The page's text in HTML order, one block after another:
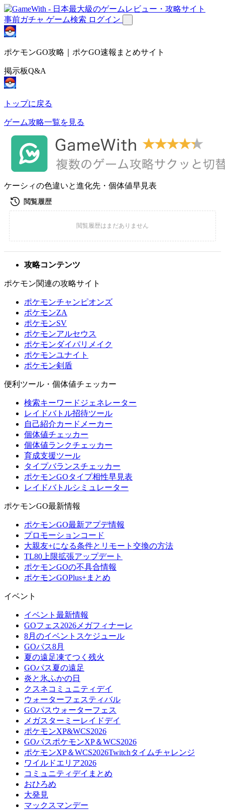
事前ガチャ ゲーム検索 ログイン
ポケモンGO攻略｜ポケGO速報まとめサイト
掲示板Q&A
トップに戻る
ゲーム攻略一覧を見る
ケーシィの色違いと進化先・個体値早見表
攻略コンテンツ
ポケモン関連の攻略サイト
ポケモンチャンピオンズ
ポケモンZA
ポケモンSV
ポケモンアルセウス
ポケモンダイパリメイク
ポケモンユナイト
ポケモン剣盾
便利ツール・個体値チェッカー
検索キーワードジェネレーター
レイドバトル招待ツール
自己紹介カードメーカー
個体値チェッカー
個体値ランクチェッカー
育成支援ツール
タイプバランスチェッカー
ポケモンGOタイプ相性早見表
レイドバトルシミュレーター
ポケモンGO最新情報
ポケモンGO最新アプデ情報
プロモーションコード
大親友+になる条件とリモート交換の方法
TL80上限拡張アップデート
ポケモンGOの不具合情報
ポケモンGOPlus+まとめ
イベント
イベント最新情報
GOフェス2026メガフィナーレ
8月のイベントスケジュール
GOパス8月
夏の遠足凍てつく残火
GOパス夏の遠足
炎と氷ふかの日
クスネコミュニティデイ
ウォーターフェスティバル
GOパスウォーターフェス
メガスターミーレイドデイ
ポケモンXP&WCS2026
GOパスポケモンXP＆WCS2026
ポケモンXP＆WCS2026Twitchタイムチャレンジ
ワイルドエリア2026
コミュニティデイまとめ
おひろめ
大発見
マックスマンデー